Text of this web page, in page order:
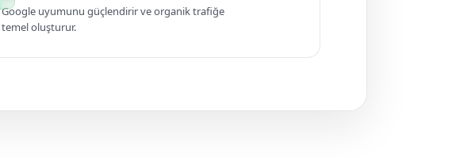
Google uyumunu güçlendirir ve organik trafiğe
temel oluşturur.